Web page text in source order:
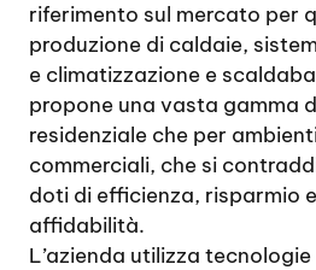
riferimento sul mercato per
produzione di caldaie,
e climatizzazione e
propone una vasta gamma
residenziale che per
commerciali, che si
doti di efficienza, risparmio
affidabilità.
L’azienda utilizza